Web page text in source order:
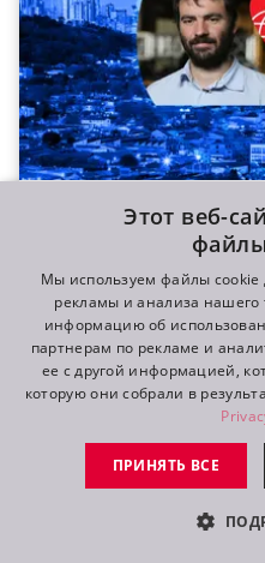
На площадке 69
Южноафриканский
Ломбард нашел в
дать интервью. Мы
музыке и начале
работает с
оборудования
специализируется на
проектах, в
шоу. Досмотрите до
Этот веб-
Мы используем файлы cookie
рекламы и анализа
информацию об
партнерам по рекламе и
ее с другой информацией,
которую они собрали в
ПРИНЯТЬ ВСЕ